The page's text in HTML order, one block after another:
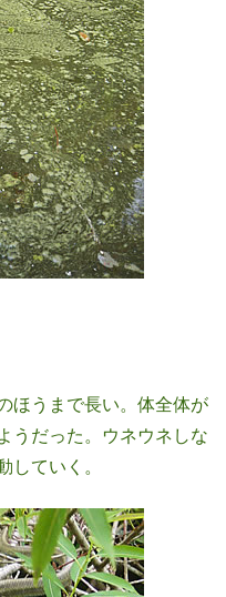
ほうまで長い。体全体が
うだった。ウネウネしな
していく。